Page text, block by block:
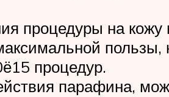
процедуры на
процедур.
парафина,